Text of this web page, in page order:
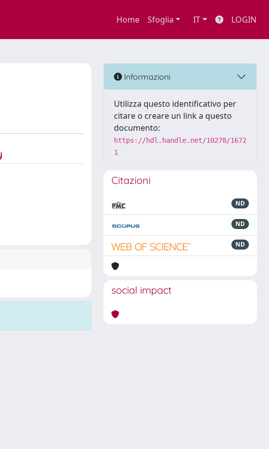
Home Sfoglia IT LOGIN
Informazioni
Utilizza questo identificativo per
citare o creare un link a questo
documento:
https://hdl.handle.net/10278/1672
1
Citazioni
ND
ND
ND
social impact